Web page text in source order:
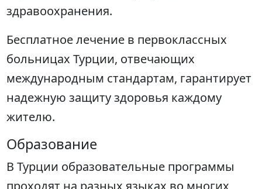
здравоохранения.
Бесплатное лечение в первоклассных
больницах Турции, отвечающих
международным стандартам, гарантирует
надежную защиту здоровья каждому
жителю.
Образование
В Турции образовательные программы
проходят на разных языках во многих